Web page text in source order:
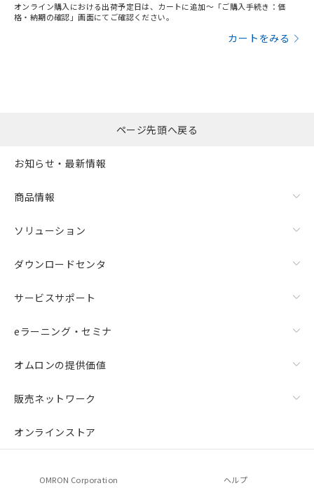
オンライン購入における出荷予定日は、カートに追加～「ご購入手続き：価
格・納期の確認」画面にてご確認ください。
カートをみる
ページ先頭へ戻る
お知らせ・最新情報
商品情報
ソリューション
ダウンロードセンタ
サービスサポート
eラーニング・セミナ
オムロンの提供価値
販売ネットワーク
オンラインストア
OMRON Corporation ヘルプ